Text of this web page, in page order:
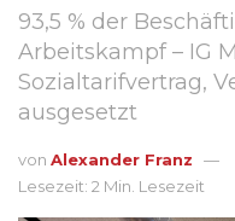
93,5 % der
Arbeitskampf – IG
Sozialtarifvertrag,
ausgesetzt
von Alexander Franz
Lesezeit: 2 Min. Lesezeit